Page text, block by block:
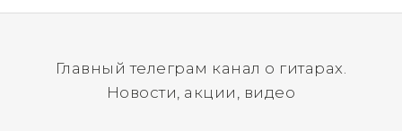
Главный телеграм канал о гитарах.
Новости, акции, видео